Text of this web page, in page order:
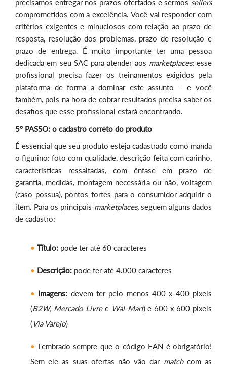
precisamos entregar nos prazos ofertados e sermos sellers
comprometidos com a excelência. Você vai responder com
critérios exigentes e minuciosos com relação ao prazo de
resposta, resolução dos problemas, prazo de resolução e
prazo de entrega. É muito importante ter uma pessoa
dedicada em seu SAC para atender aos marketplaces; esse
profissional precisa fazer os treinamentos exigidos pela
plataforma de forma a dominar este assunto – e você
também, pois na hora de cobrar resultados precisa saber os
desafios que esse profissional estará encontrando.
5º PASSO: o cadastro correto do produto
É essencial que seu produto esteja cadastrado como manda
o figurino: foto com qualidade, descrição feita com carinho,
características ressaltadas, com ênfase em prazo de
garantia, medidas, montagem necessária ou não, voltagem
(caso possua), pontos fortes para o consumidor adquirir o
item. Para os principais marketplaces,seguem alguns dados
de cadastro:
Título: pode ter até 60 caracteres
Descrição: pode ter até 4.000 caracteres
Imagens: devem ter pelo menos 400 x 400 pixels
(B2W, Mercado Livre eWal-Mart) e 600 x 600 pixels
(Via Varejo)
Lembrado sempre que o código EAN é obrigatório!
Sem ele as suas ofertas não vão dar matchcom as